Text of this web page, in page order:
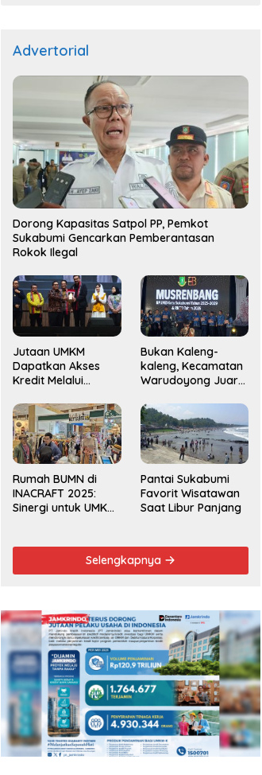
Advertorial
Dorong Kapasitas Satpol PP, Pemkot
Sukabumi Gencarkan Pemberantasan
Rokok Ilegal
Jutaan UMKM
Dapatkan Akses
Kredit Melalui
Jamkrindo
Bukan Kaleng-
kaleng, Kecamatan
Warudoyong Juara
Musrenbang
Kecamatan 2025
Rumah BUMN di
INACRAFT 2025:
Sinergi untuk UMKM
Pantai Sukabumi
Favorit Wisatawan
Saat Libur Panjang
Selengkapnya